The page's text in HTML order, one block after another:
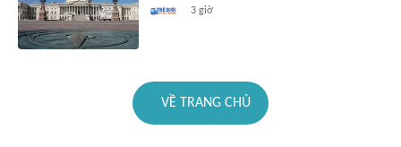
3 giờ
VỀ TRANG CHỦ